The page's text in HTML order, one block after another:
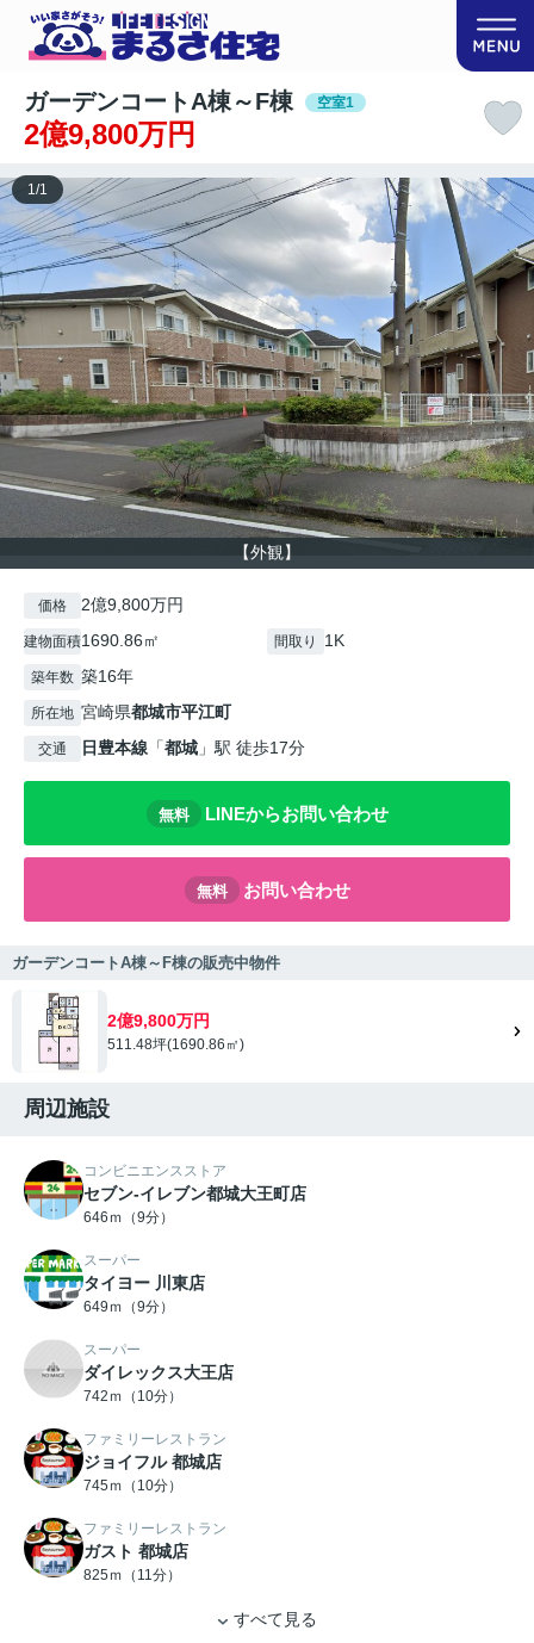
ガーデンコートA棟～F棟 空室1
2億9,800万円
【外観】
1/1
価格 2億9,800万円
建物面積1690.86㎡ 間取り 1K
築年数 築16年
所在地 宮崎県都城市平江町
交通 日豊本線 「都城 」駅 徒歩17分
無料 LINEからお問い合わせ
無料 お問い合わせ
ガーデンコートA棟～F棟の販売中物件
2億9,800万円
511.48坪(1690.86㎡)
周辺施設
コンビニエンスストア
セブン-イレブン都城大王町店
646ｍ（9分）
スーパー
タイヨー 川東店
649ｍ（9分）
スーパー
ダイレックス大王店
742ｍ（10分）
ファミリーレストラン
ジョイフル 都城店
745ｍ（10分）
ファミリーレストラン
ガスト 都城店
825ｍ（11分）
すべて見る